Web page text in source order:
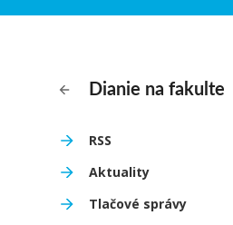
Dianie na fakulte
RSS
Aktuality
Tlačové správy